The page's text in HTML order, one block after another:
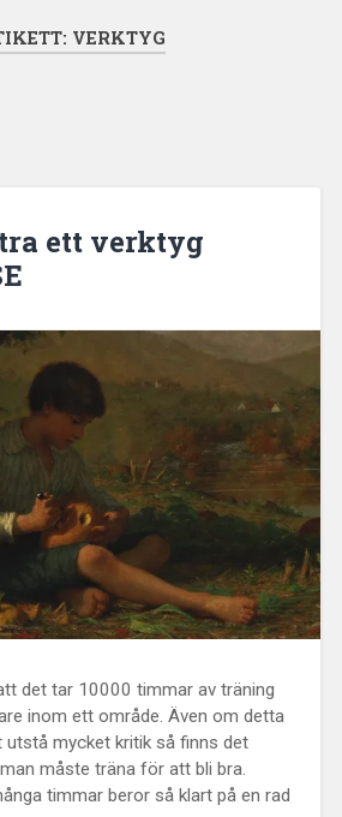
VERKTYG
ett verktyg
det tar 10000 timmar av träning
inom ett område. Även om detta
mycket kritik så finns det
måste träna för att bli bra.
timmar beror så klart på en rad